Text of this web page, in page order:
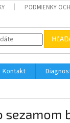
PODMIENKY
Kontakt
sezamom